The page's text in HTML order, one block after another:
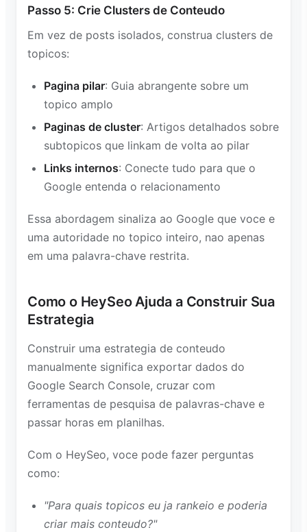
Passo 5: Crie Clusters de Conteudo
Em vez de posts isolados, construa clusters de
topicos:
Pagina pilar: Guia abrangente sobre um
topico amplo
Paginas de cluster: Artigos detalhados sobre
subtopicos que linkam de volta ao pilar
Links internos: Conecte tudo para que o
Google entenda o relacionamento
Essa abordagem sinaliza ao Google que voce e
uma autoridade no topico inteiro, nao apenas
em uma palavra-chave restrita.
Como o HeySeo Ajuda a Construir Sua
Estrategia
Construir uma estrategia de conteudo
manualmente significa exportar dados do
Google Search Console, cruzar com
ferramentas de pesquisa de palavras-chave e
passar horas em planilhas.
Com o HeySeo, voce pode fazer perguntas
como:
"Para quais topicos eu ja rankeio e poderia
criar mais conteudo?"